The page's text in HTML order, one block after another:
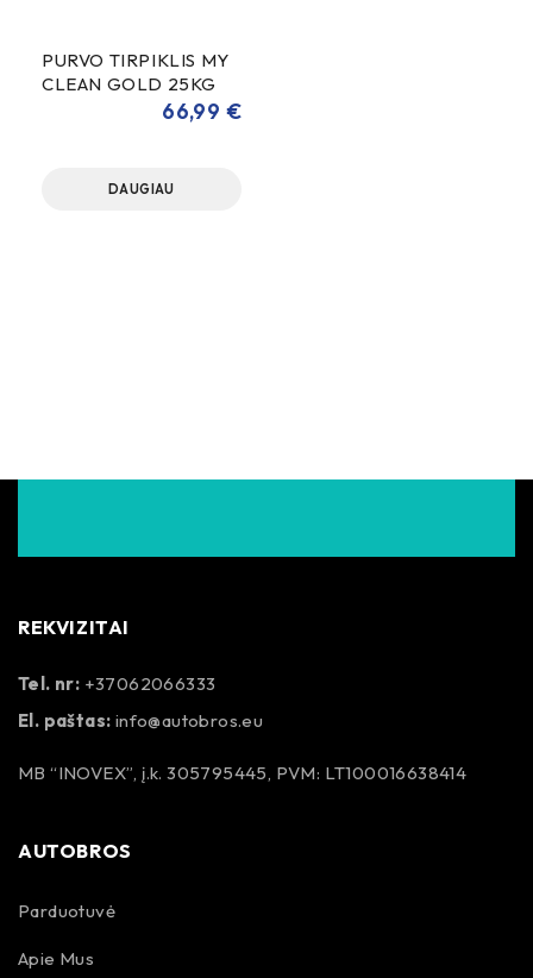
PURVO TIRPIKLIS MY
CLEAN GOLD 25KG
66,99 €
DAUGIAU
REKVIZITAI
Tel. nr: +37062066333
El. paštas: info@autobros.eu
MB “INOVEX”, į.k. 305795445, PVM: LT100016638414
AUTOBROS
Parduotuvė
Apie Mus